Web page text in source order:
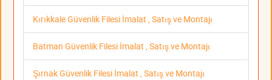
Kırıkkale Güvenlik Filesi İmalat , Satış ve Montajı
Batman Güvenlik Filesi İmalat , Satış ve Montajı
Şırnak Güvenlik Filesi İmalat , Satış ve Montajı